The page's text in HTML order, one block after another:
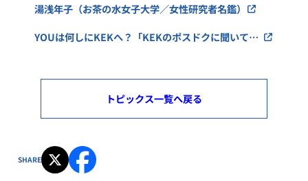
湯浅年子（お茶の水女子大学／女性研究者名鑑）
YOUは何しにKEKへ？「KEKのポスドクに聞いてみ
トピックス一覧へ戻る
SHARE